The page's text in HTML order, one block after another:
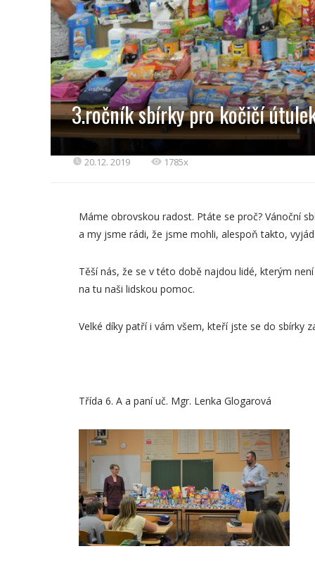
3.ročník sbírky pro kočičí
20.12. 2019 1785x
Máme obrovskou radost. Ptáte se proč? Vánoční
a my jsme rádi, že jsme mohli, alespoň takto,
Těší nás, že se v této době najdou lidé, kterým
na tu naši lidskou pomoc.
Velké díky patří i vám všem, kteří jste se do sbírky
Třída 6. A a paní uč. Mgr. Lenka Glogarová